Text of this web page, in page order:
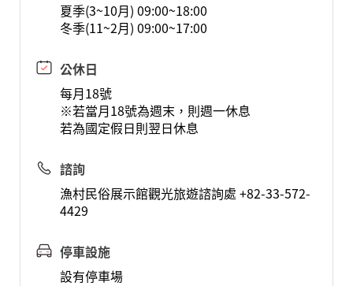
夏季(3~10月) 09:00~18:00
冬季(11~2月) 09:00~17:00
公休日
每月18號
※若當月18號為週末，則週一休息
若為國定假日則翌日休息
諮詢
漁村民俗展示館觀光旅遊諮詢處 +82-33-572-
4429
停車設施
設有停車場